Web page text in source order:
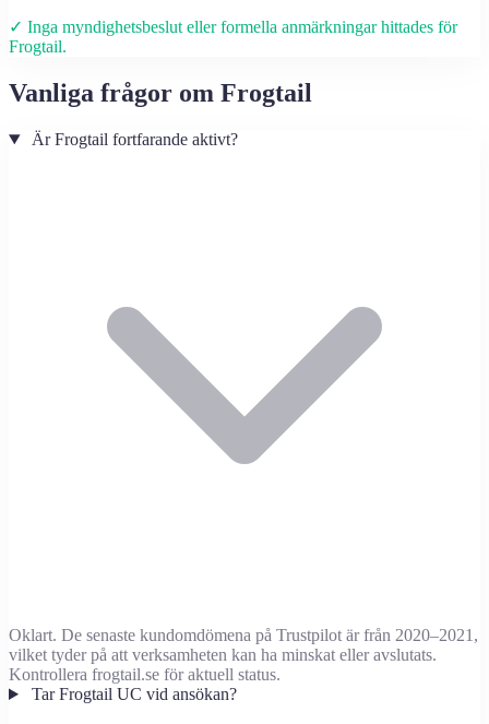
✓ Inga myndighetsbeslut eller formella anmärkningar hittades för
Frogtail.
Vanliga frågor om Frogtail
Är Frogtail fortfarande aktivt?
Oklart. De senaste kundomdömena på Trustpilot är från 2020–2021,
vilket tyder på att verksamheten kan ha minskat eller avslutats.
Kontrollera frogtail.se för aktuell status.
Tar Frogtail UC vid ansökan?